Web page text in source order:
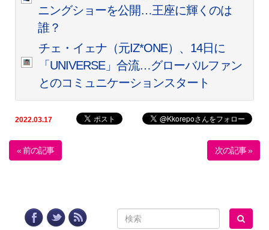
ニングショーを公開…王座に輝くのは
誰？
チェ・イェナ（元IZ*ONE）、14日に
「UNIVERSE」合流…グローバルファン
とのコミュニケーションスタート
2022.03.17
« 前の記事 次の記事 »